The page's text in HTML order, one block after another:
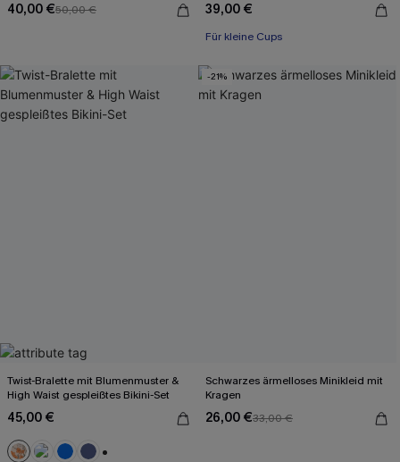
40,00 €50,00 € 39,00 €
Für kleine Cups
Twist-Bralette mit Blumenmuster &
High Waist gespleißtes Bikini-Set
45,00 €
-21%
Schwarzes ärmelloses Minikleid mit
Kragen
26,00 €33,00 €